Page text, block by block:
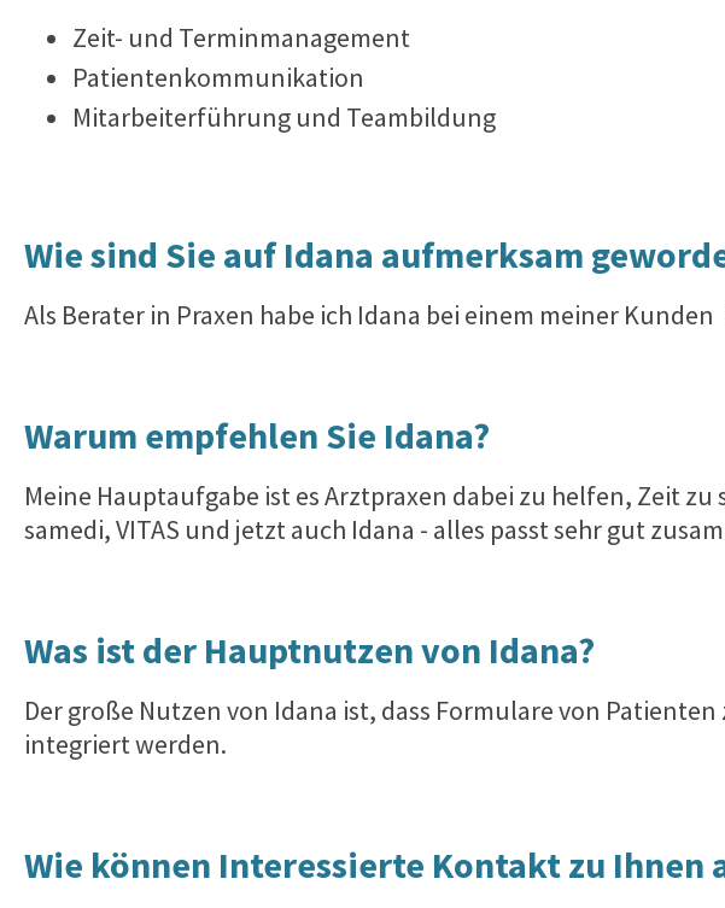
Zeit- und Terminmanagement
Patientenkommunikation
Mitarbeiterführung und Teambildung
Wie sind Sie auf Idana aufmerksam
Als Berater in Praxen habe ich Idana bei einem meiner
Warum empfehlen Sie Idana?
Meine Hauptaufgabe ist es Arztpraxen dabei zu helfen, Zeit
samedi, VITAS und jetzt auch Idana - alles passt sehr gut
Was ist der Hauptnutzen von Idana?
Der große Nutzen von Idana ist, dass Formulare von
integriert werden.
Wie können Interessierte Kontakt zu Ihnen